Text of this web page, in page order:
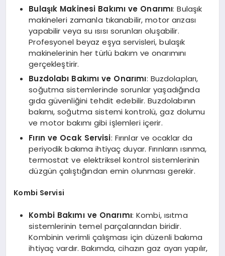
Bulaşık Makinesi Bakımı ve Onarımı: Bulaşık
makineleri zamanla tıkanabilir, motor arızası
yapabilir veya su ısısı sorunları oluşabilir.
Profesyonel beyaz eşya servisleri, bulaşık
makinelerinin her türlü bakım ve onarımını
gerçekleştirir.
Buzdolabı Bakımı ve Onarımı: Buzdolapları,
soğutma sistemlerinde sorunlar yaşadığında
gıda güvenliğini tehdit edebilir. Buzdolabının
bakımı, soğutma sistemi kontrolü, gaz dolumu
ve motor bakımı gibi işlemleri içerir.
Fırın ve Ocak Servisi: Fırınlar ve ocaklar da
periyodik bakıma ihtiyaç duyar. Fırınların ısınma,
termostat ve elektriksel kontrol sistemlerinin
düzgün çalıştığından emin olunması gerekir.
Kombi Servisi
Kombi Bakımı ve Onarımı: Kombi, ısıtma
sistemlerinin temel parçalarından biridir.
Kombinin verimli çalışması için düzenli bakıma
ihtiyaç vardır. Bakımda, cihazın gaz ayarı yapılır,